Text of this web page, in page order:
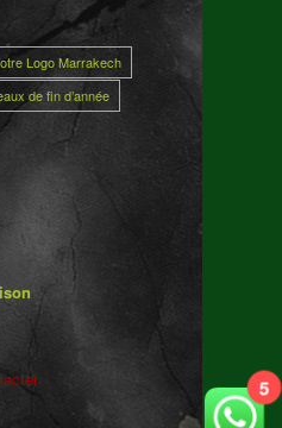
Logo Marrakech
de fin d’année
5